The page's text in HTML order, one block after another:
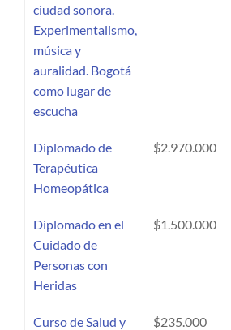
ciudad sonora.
Experimentalismo,
música y
auralidad. Bogotá
como lugar de
escucha
Diplomado de
Terapéutica
Homeopática
$2.970.000
Diplomado en el
Cuidado de
Personas con
Heridas
$1.500.000
Curso de Salud y
$235.000